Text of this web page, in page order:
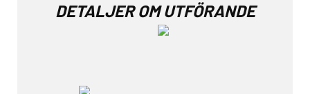
DETALJER OM UTFÖRANDE